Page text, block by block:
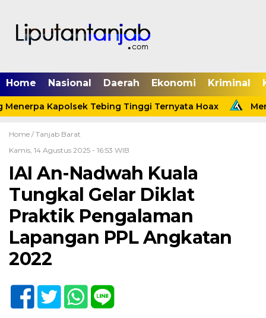
Home Nasional Daerah Ekonomi Kriminal
Kapolsek Tebing Tinggi Ternyata Hoax
Home / Tanjab Barat
Kamis, 14 Agustus 2025 - 16:53 WIB
IAI An-Nadwah Kuala
Tungkal Gelar Diklat
Praktik Pengalaman
Lapangan PPL Angkatan
2022